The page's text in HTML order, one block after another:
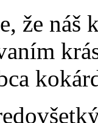
že